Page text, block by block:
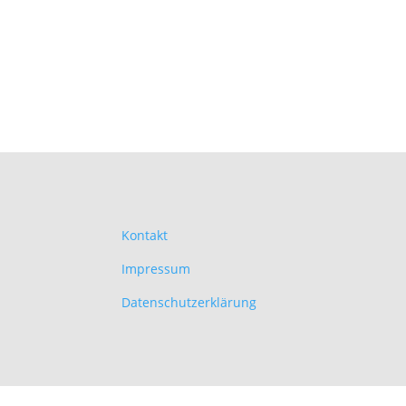
Kontakt
Impressum
Datenschutzerklärung